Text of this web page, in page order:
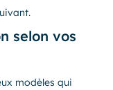
selon vos
modèles qui